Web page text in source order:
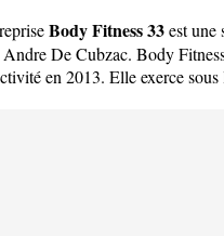
Body Fitness 33est une
De Cubzac. Body
en 2013. Elle exerce